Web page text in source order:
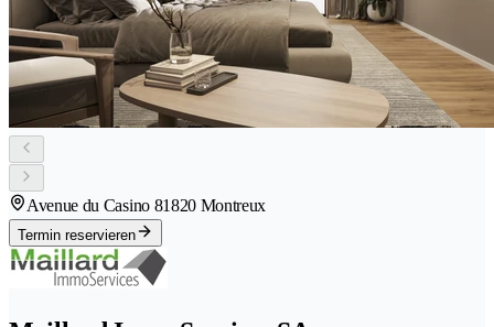
Avenue du Casino 81820 Montreux
Termin reservieren